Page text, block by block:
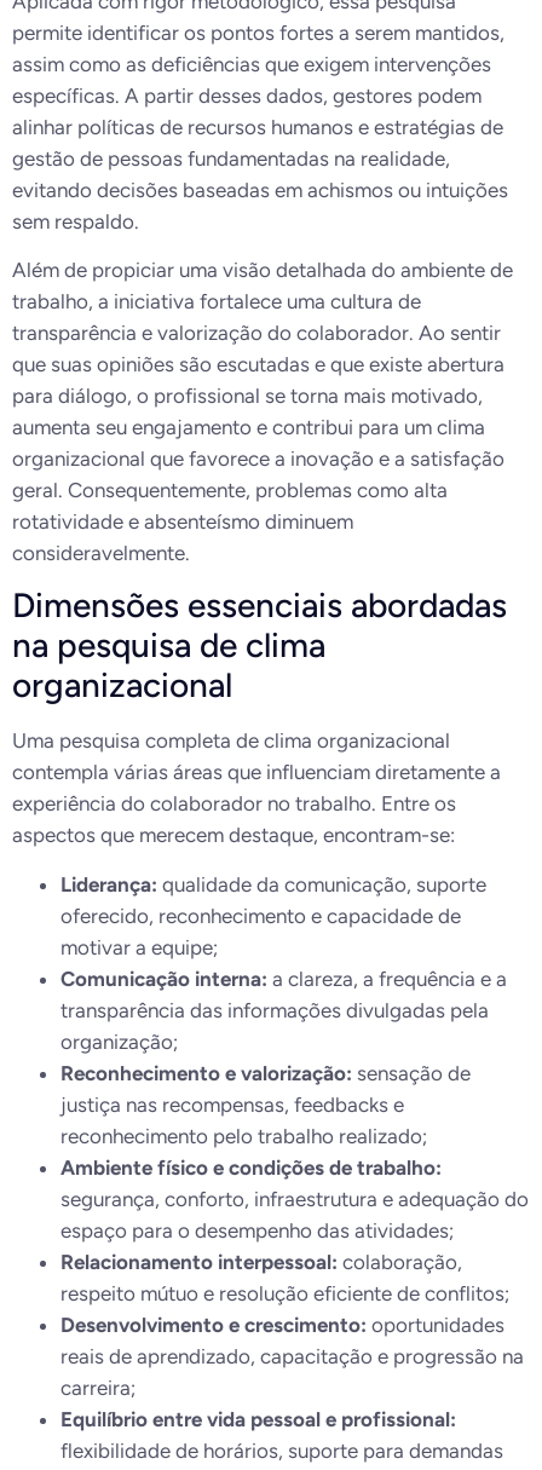
permite identificar os pontos fortes a serem mantidos,
assim como as deficiências que exigem intervenções
específicas. A partir desses dados, gestores podem
alinhar políticas de recursos humanos e estratégias de
gestão de pessoas fundamentadas na realidade,
evitando decisões baseadas em achismos ou intuições
sem respaldo.
Além de propiciar uma visão detalhada do ambiente de
trabalho, a iniciativa fortalece uma cultura de
transparência e valorização do colaborador. Ao sentir
que suas opiniões são escutadas e que existe abertura
para diálogo, o profissional se torna mais motivado,
aumenta seu engajamento e contribui para um clima
organizacional que favorece a inovação e a satisfação
geral. Consequentemente, problemas como alta
rotatividade e absenteísmo diminuem
consideravelmente.
Dimensões essenciais abordadas
na pesquisa de clima
organizacional
Uma pesquisa completa de clima organizacional
contempla várias áreas que influenciam diretamente a
experiência do colaborador no trabalho. Entre os
aspectos que merecem destaque, encontram-se:
Liderança: qualidade da comunicação, suporte
oferecido, reconhecimento e capacidade de
motivar a equipe;
Comunicação interna: a clareza, a frequência e a
transparência das informações divulgadas pela
organização;
Reconhecimento e valorização: sensação de
justiça nas recompensas, feedbacks e
reconhecimento pelo trabalho realizado;
Ambiente físico e condições de trabalho:
segurança, conforto, infraestrutura e adequação do
espaço para o desempenho das atividades;
Relacionamento interpessoal: colaboração,
respeito mútuo e resolução eficiente de conflitos;
Desenvolvimento e crescimento: oportunidades
reais de aprendizado, capacitação e progressão na
carreira;
Equilíbrio entre vida pessoal e profissional:
flexibilidade de horários, suporte para demandas